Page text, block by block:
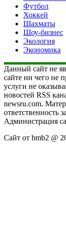
Футбол
Хоккей
Шахматы
Шоу-бизнес
Экология
Экономика
Данный сайт не
сайте ни чего не
услуги не
новостей RSS
newsru.com.
ответственность
Администрация
Сайт от bmb2 @